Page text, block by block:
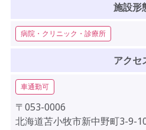
施設形
病院・クリニック・診療所
アクセ
車通勤可
〒053-0006
北海道苫小牧市新中野町3-9-